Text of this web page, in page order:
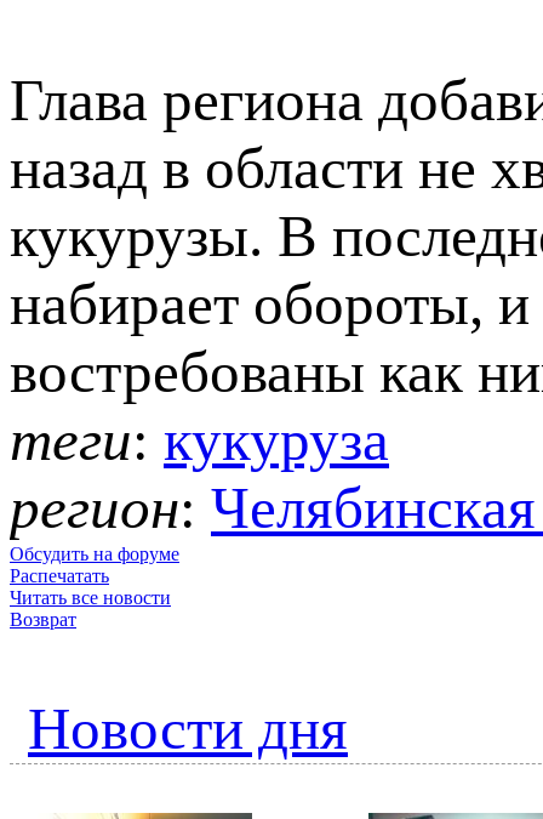
Глава региона
назад в области не
кукурузы. В
набирает обороты,
востребованы как
теги: кукуруза
регион:
Обсудить на форуме
Распечатать
Читать все новости
Возврат
Новости дня